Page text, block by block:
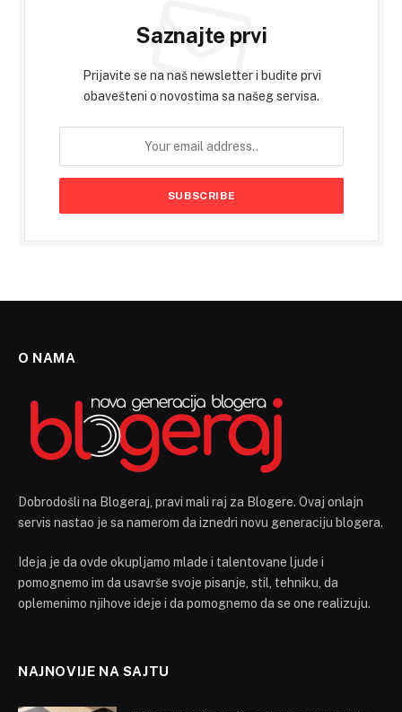
Saznajte prvi
Prijavite se na naš newsletter i budite prvi
obavešteni o novostima sa našeg servisa.
O NAMA
Dobrodošli na Blogeraj, pravi mali raj za Blogere. Ovaj onlajn
servis nastao je sa namerom da iznedri novu generaciju blogera.
Ideja je da ovde okupljamo mlade i talentovane ljude i
pomognemo im da usavrše svoje pisanje, stil, tehniku, da
oplemenimo njihove ideje i da pomognemo da se one realizuju.
NAJNOVIJE NA SAJTU